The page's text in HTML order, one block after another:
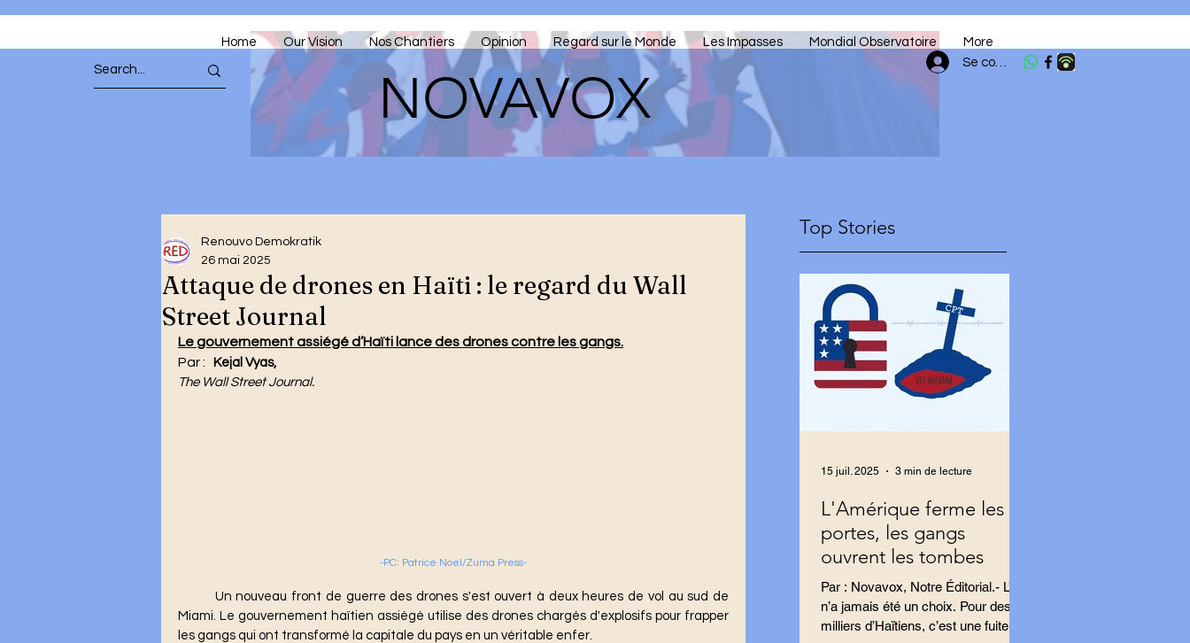
Home Our Vision Nos Chantiers Opinion Regard sur le Monde Les Impasses Mondial Observatoire More
NOVAVOX
Se connecter
Attaque de drones en Haïti : le regard du Wall
Street Journal
Renouvo Demokratik
26 mai 2025
Le gouvernement assiégé d’Haïti lance des drones contre les gangs.
Par :
	Kejal Vyas,
The Wall Street Journal.
-PC: Patrice Noel/Zuma Press-
Miami. Le gouvernement haïtien assiégé utilise des drones chargés d'explosifs pour frapper
les gangs qui ont transformé la capitale du pays en un véritable enfer.
Top Stories
L'Amérique ferme les
portes, les gangs
ouvrent les tombes
Par : Novavox, Notre Éditorial.- L’exil
n’a jamais été un choix. Pour des
milliers d’Haïtiens, c’est une fuite,
15 juil. 2025 3 min de lecture